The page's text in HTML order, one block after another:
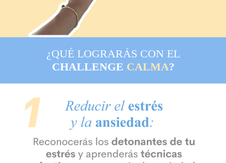
¿QUÉ LOGRARÁS CON EL
CHALLENGE CALMA?